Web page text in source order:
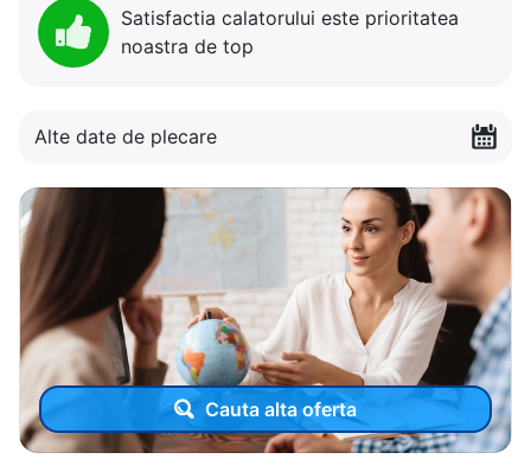
Satisfactia calatorului este prioritatea
noastra de top
Alte date de plecare
Cauta alta oferta